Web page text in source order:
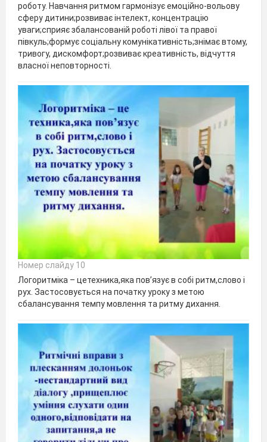
роботу. Навчання ритмом гармонізує емоційно-вольову
сферу дитини;розвиває інтелект, концентрацію
уваги;сприяє збалансованій роботі лівої та правої
півкуль;формує соціальну комунікативність;знімає втому,
тривогу, дискомфорт;розвиває креативність, відчуття
власної неповторності.
Номер слайду 10
Логоритміка – цетехника,яка пов’язує в собі ритм,слово і
рух. Застосовується на початку уроку з метою
сбалансування темпу мовлення та ритму дихання.